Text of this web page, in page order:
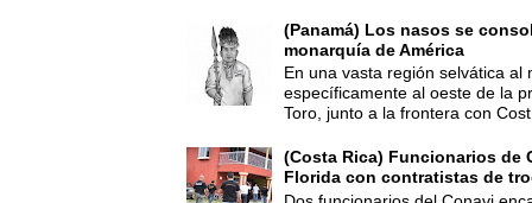
(Panamá) Los nasos se
monarquía de América
En una vasta región selvática al
específicamente al oeste de la
Toro, junto a la frontera con
(Costa Rica) Funcionarios de
Florida con contratistas de